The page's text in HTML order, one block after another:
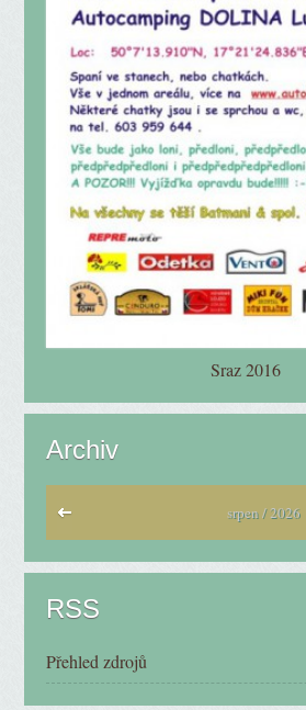
Sraz 2016
Archiv
srpen / 2026
RSS
Přehled zdrojů